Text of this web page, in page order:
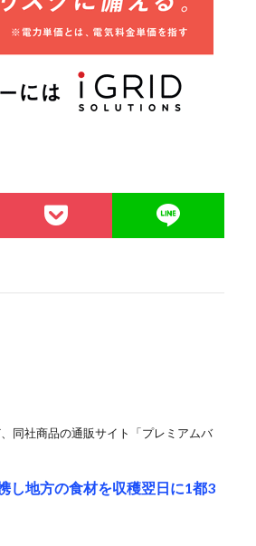
同社商品の通販サイト「プレミアムバ
し地方の食材を収穫翌日に1都3